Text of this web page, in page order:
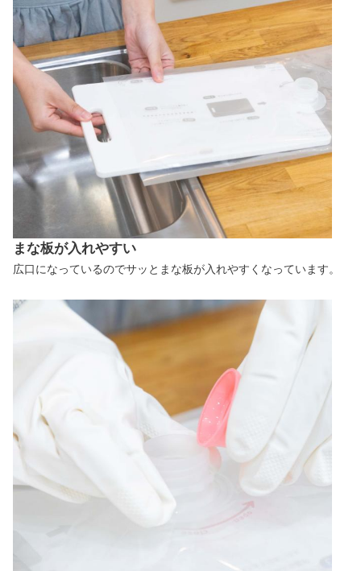
まな板が入れやすい
広口になっているのでサッとまな板が入れやすくなっています。